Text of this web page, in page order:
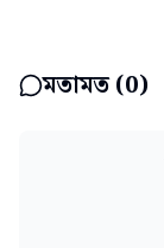
মতামত (0)